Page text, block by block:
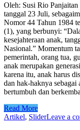
Oleh: Susi Rio
tanggal 23 Juli,
Nomor 44 Tahun 1984
(1), yang berbunyi:
kesejahteraan anak,
Nasional.” Momentum
pemerintah, orang tua,
anak merupakan
karena itu, anak harus
dan hak-haknya sebagai
bertumbuh dan
Read More
Artikel, SliderLeave a